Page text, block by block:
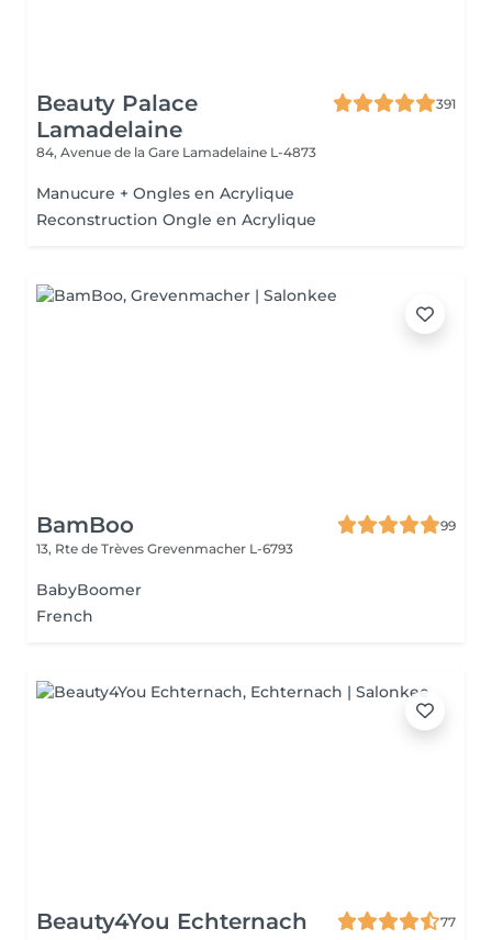
Beauty Palace
Lamadelaine
391
84, Avenue de la Gare Lamadelaine L-4873
Manucure + Ongles en Acrylique
Reconstruction Ongle en Acrylique
BamBoo
99
13, Rte de Trèves Grevenmacher L-6793
BabyBoomer
French
Beauty4You Echternach
77